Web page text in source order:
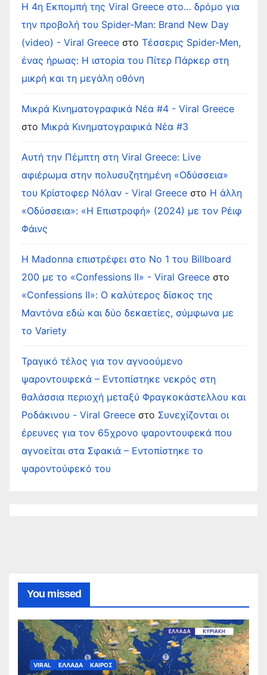
Η 4η Εκπομπή της Viral Greece στο… δρόμο για
την προβολή του Spider-Man: Brand New Day
(video) - Viral Greece στο Τέσσερις Spider-Men,
ένας ήρωας: Η ιστορία του Πίτερ Πάρκερ στη
μικρή και τη μεγάλη οθόνη
Μικρά Κινηματογραφικά Νέα #4 - Viral Greece
στο Μικρά Κινηματογραφικά Νέα #3
Αυτή την Πέμπτη στη Viral Greece: Live
αφιέρωμα στην πολυσυζητημένη «Οδύσσεια»
του Κρίστοφερ Νόλαν - Viral Greece στο Η άλλη
«Οδύσσεια»: «Η Επιστροφή» (2024) με τον Ρέιφ
Φάινς
Η Madonna επιστρέφει στο Νο 1 του Billboard
200 με το «Confessions II» - Viral Greece στο
«Confessions II»: Ο καλύτερος δίσκος της
Μαντόνα εδώ και δύο δεκαετίες, σύμφωνα με
το Variety
Τραγικό τέλος για τον αγνοούμενο
ψαροντουφεκά – Εντοπίστηκε νεκρός στη
θαλάσσια περιοχή μεταξύ Φραγκοκάστελλου και
Ροδάκινου - Viral Greece στο Συνεχίζονται οι
έρευνες για τον 65χρονο ψαροντουφεκά που
αγνοείται στα Σφακιά – Εντοπίστηκε το
ψαροντούφεκό του
You missed
VIRAL ΕΛΛΑΔΑ ΚΑΙΡΟΣ